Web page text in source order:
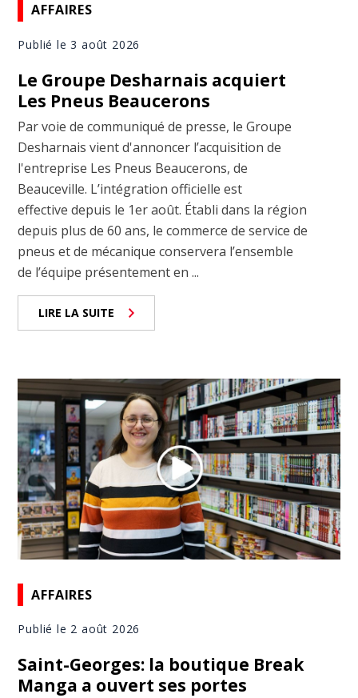
AFFAIRES
Publié le 3 août 2026
Le Groupe Desharnais acquiert
Les Pneus Beaucerons
Par voie de communiqué de presse, le Groupe
Desharnais vient d'annoncer l’acquisition de
l'entreprise Les Pneus Beaucerons, de
Beauceville. L’intégration officielle est
effective depuis le 1er août. Établi dans la région
depuis plus de 60 ans, le commerce de service de
pneus et de mécanique conservera l’ensemble
de l’équipe présentement en ...
LIRE LA SUITE
AFFAIRES
Publié le 2 août 2026
Saint-Georges: la boutique Break
Manga a ouvert ses portes